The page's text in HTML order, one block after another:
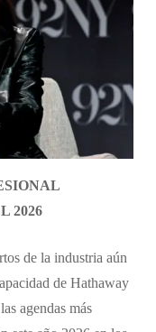
2026
de la industria aún
de Hathaway
agendas más